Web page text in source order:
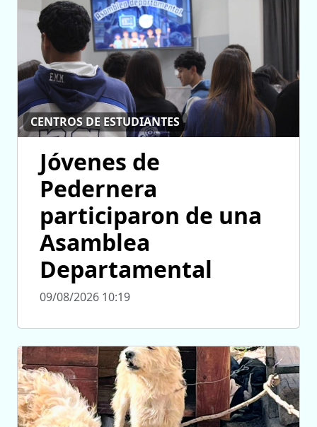
CENTROS DE ESTUDIANTES
Jóvenes de
Pedernera
participaron de una
Asamblea
Departamental
09/08/2026 10:19